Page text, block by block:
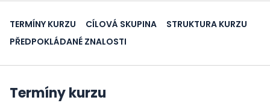
TERMÍNY KURZU CÍLOVÁ SKUPINA
STRUKTURA KURZU
PŘEDPOKLÁDANÉ ZNALOSTI
Termíny kurzu